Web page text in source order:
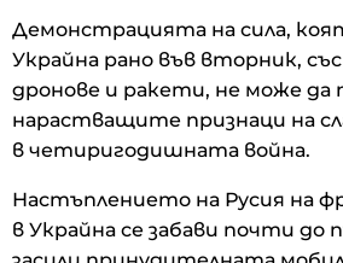
Демонстрацията на сила,
Украйна рано във вторник,
дронове и ракети, не може да
нарастващите признаци на
в четиригодишната война.
Настъплението на Русия на
в Украйна се забави почти до